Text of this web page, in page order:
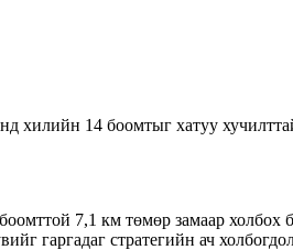
хилийн 14 боомтыг хатуу
7,1 км төмөр замаар холбох
гаргадаг стратегийн ач